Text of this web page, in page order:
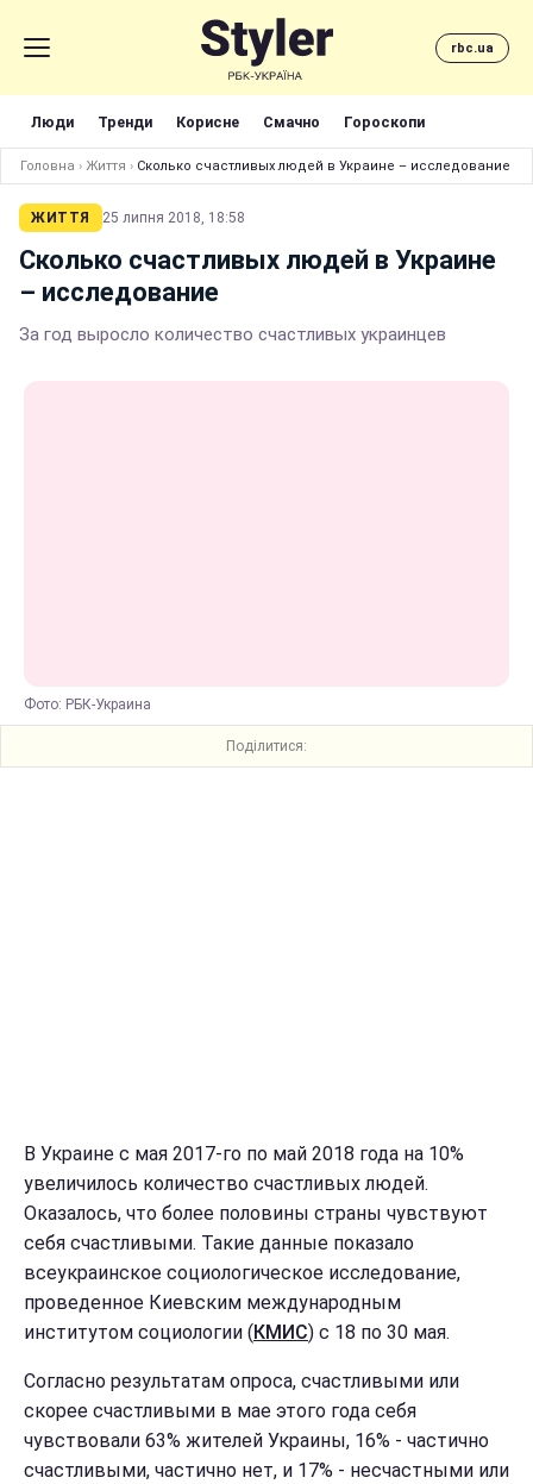
rbc.ua
Люди Тренди Корисне Смачно Гороскопи
Головна › Життя › Сколько счастливых людей в Украине – исследование
ЖИТТЯ 25 липня 2018, 18:58
Сколько счастливых людей в Украине
– исследование
За год выросло количество счастливых украинцев
Фото: РБК-Украина
Поділитися:
В Украине с мая 2017-го по май 2018 года на 10%
увеличилось количество счастливых людей.
Оказалось, что более половины страны чувствуют
себя счастливыми. Такие данные показало
всеукраинское социологическое исследование,
проведенное Киевским международным
институтом социологии (КМИС) с 18 по 30 мая.
Согласно результатам опроса, счастливыми или
скорее счастливыми в мае этого года себя
чувствовали 63% жителей Украины, 16% - частично
счастливыми, частично нет, и 17% - несчастными или